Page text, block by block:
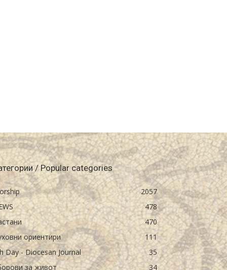
/ Popular categories
2057
478
470
ориентири
111
Day - Diocesan Journal
35
за живот
34